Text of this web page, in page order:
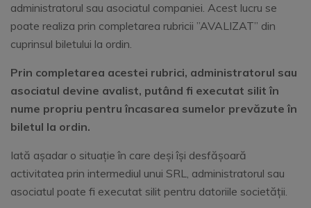
administratorul sau asociatul companiei. Acest lucru se
poate realiza prin completarea rubricii ”AVALIZAT” din
cuprinsul biletului la ordin.
Prin completarea acestei rubrici, administratorul sau
asociatul devine avalist, putând fi executat silit în
nume propriu pentru încasarea sumelor prevăzute în
biletul la ordin.
Iată așadar o situație în care deși își desfășoară
activitatea prin intermediul unui SRL, administratorul sau
asociatul poate fi executat silit pentru datoriile societății.